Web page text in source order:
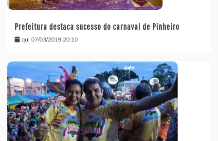
Prefeitura destaca sucesso do carnaval de Pinheiro
qui 07/03/2019 20:10